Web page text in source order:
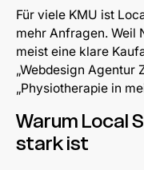
Für viele KMU ist
mehr Anfragen. Weil
meist eine klare
„Webdesign Agentur
„Physiotherapie in
Warum Local
stark ist